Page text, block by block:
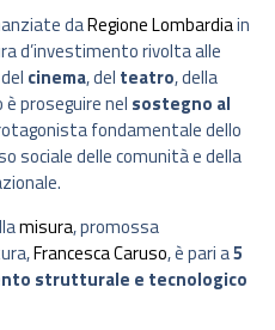
daRegione Lombardiain
d’investimento rivolta alle
cinema, del teatro, della
è proseguire nel sostegno al
fondamentale dello
sociale delle comunità e della
misura, promossa
Francesca Caruso, è pari a5
strutturale e tecnologico